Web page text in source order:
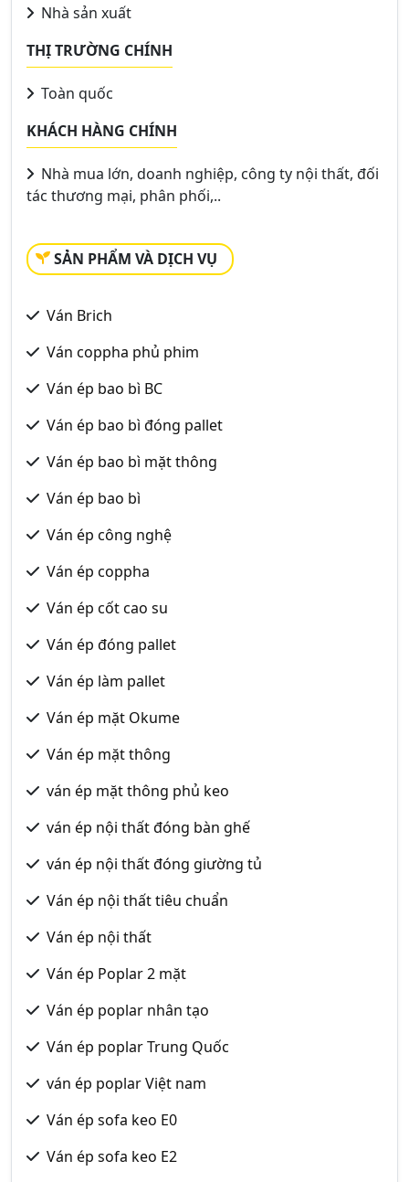
Nhà sản xuất
THỊ TRƯỜNG CHÍNH
Toàn quốc
KHÁCH HÀNG CHÍNH
Nhà mua lớn, doanh nghiệp, công ty nội thất, đối
tác thương mại, phân phối,..
SẢN PHẨM VÀ DỊCH VỤ
Ván Brich
Ván coppha phủ phim
Ván ép bao bì BC
Ván ép bao bì đóng pallet
Ván ép bao bì mặt thông
Ván ép bao bì
Ván ép công nghệ
Ván ép coppha
Ván ép cốt cao su
Ván ép đóng pallet
Ván ép làm pallet
Ván ép mặt Okume
Ván ép mặt thông
ván ép mặt thông phủ keo
ván ép nội thất đóng bàn ghế
ván ép nội thất đóng giường tủ
Ván ép nội thất tiêu chuẩn
Ván ép nội thất
Ván ép Poplar 2 mặt
Ván ép poplar nhân tạo
Ván ép poplar Trung Quốc
ván ép poplar Việt nam
Ván ép sofa keo E0
Ván ép sofa keo E2